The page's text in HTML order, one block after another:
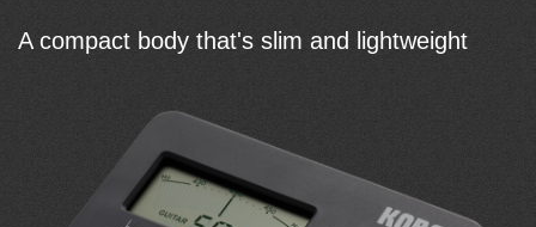
A compact body that's slim and lightweight